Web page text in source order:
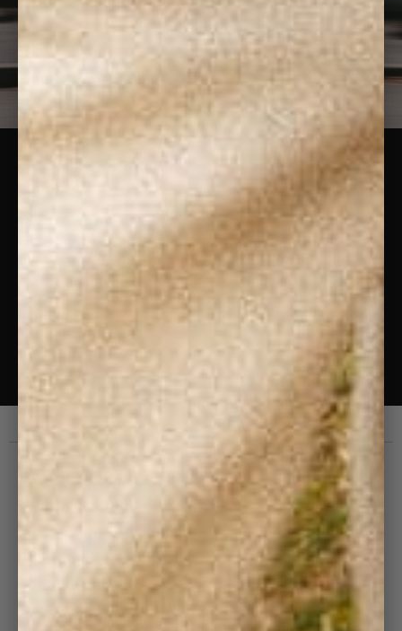
ABONNEZ-VOUS À
NOTRE
NEWSLETTER
Pour ne rien manquer de nos nouveautés &
actualités.
VOUS + NOUS
Nous Contacter
Compte Client
Vos Collaborateurs en Côtelé